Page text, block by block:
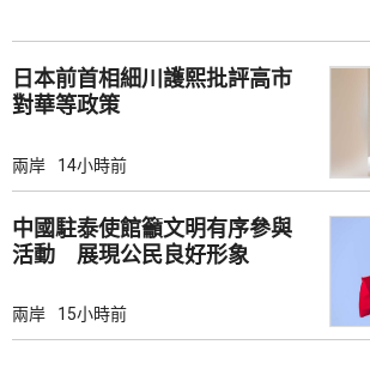
日本前首相細川護熙批評高市
對華等政策
兩岸 14小時前
中國駐泰使館籲文明有序參與
活動 展現公民良好形象
兩岸 15小時前